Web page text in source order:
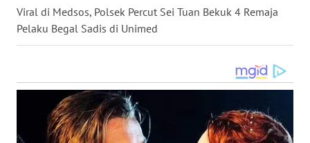
Viral di Medsos, Polsek Percut Sei Tuan Bekuk 4 Remaja
Pelaku Begal Sadis di Unimed
LABUHANBATU
WN
WN DELI
SERDANG